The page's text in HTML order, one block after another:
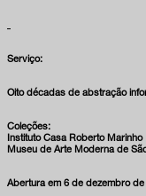
Serviço:
Oito décadas de abstração
Coleções:
Instituto Casa Roberto Marinho
Museu de Arte Moderna de
Abertura em 6 de dezembro